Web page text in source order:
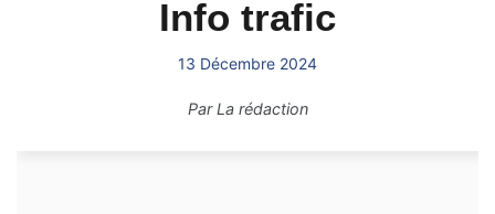
Info trafic
13 Décembre 2024
ParLa rédaction